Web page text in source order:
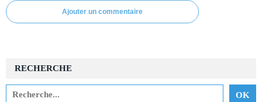
Ajouter un commentaire
RECHERCHE